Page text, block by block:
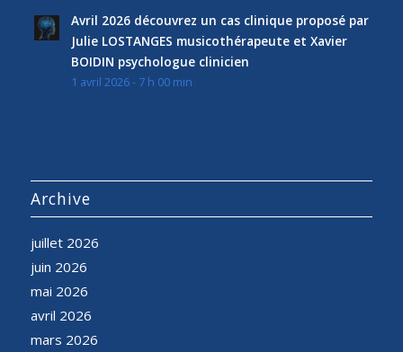
Avril 2026 découvrez un cas clinique proposé par
Julie LOSTANGES musicothérapeute et Xavier
BOIDIN psychologue clinicien
1 avril 2026 - 7 h 00 min
Archive
juillet 2026
juin 2026
mai 2026
avril 2026
mars 2026